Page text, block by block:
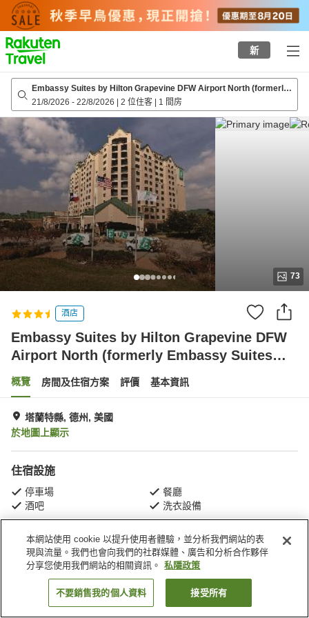
to
top
page
新
Embassy Suites by Hilton Grapevine DFW Airport North (formerly
Embassy Suites Dallas - Dfw Airport North Outdoor World)
21/8/2026 - 22/8/2026 | 2 位住客 | 1 間房
73
酒店
Embassy Suites by Hilton Grapevine DFW
Airport North (formerly Embassy Suites
Dallas - Dfw Airport North Outdoor World)
概覽 房間及住宿方案 評價 基本資訊
塔蘭特縣, 德州, 美國
於地圖上顯示
住宿設施
停車場
餐廳
酒吧
洗衣設備
主頁 美國 德州
塔蘭特縣
Embassy Suites by Hilton Grapevine DFW Airport North (formerly Embassy
Suites Dallas - Dfw Airport North Outdoor World)
找客房
本網站使用 cookie 以提升使用者體驗，並分析我們網站的表
現與流量。我們也會向我們的社群媒體、廣告和分析合作夥伴
分享您使用我們網站的相關資訊。
私隱政策
不要銷售我的個人資料 接受所有